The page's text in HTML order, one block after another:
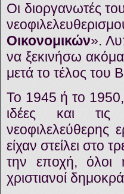
Οι διοργανωτές
Οικονομικών».
να ξεκινήσω
μετά το τέλος του
Το 1945 ή το 1950,
ιδέες και τις
είχαν στείλει στο
την εποχή, όλοι
χριστιανοί